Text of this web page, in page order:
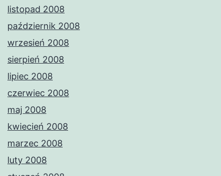
listopad 2008
październik 2008
wrzesień 2008
sierpień 2008
lipiec 2008
czerwiec 2008
maj 2008
kwiecień 2008
marzec 2008
luty 2008